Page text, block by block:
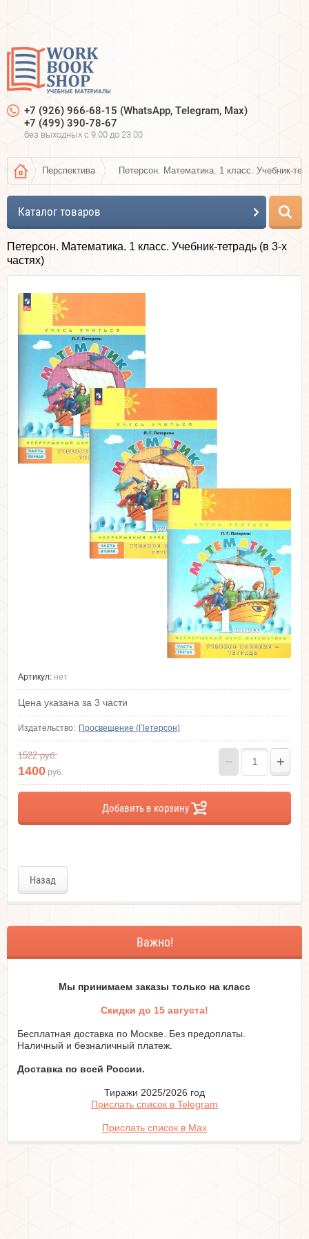
+7 (926) 966-68-15 (WhatsApp, Telegram, Max)
+7 (499) 390-78-67
без выходных c 9.00 до 23.00
Перспектива Петерсон. Математика. 1 класс. Учебник-
Каталог товаров
Петерсон. Математика. 1 класс. Учебник-тетрадь (в 3-х
частях)
Артикул: нет
Цена указана за 3 части
Издательство: Просвещение (Петерсон)
1522руб.
1400 руб.
− +
Добавить в корзину
Назад
Важно!
Мы принимаем заказы только на класc
Скидки до 15 августа!
Бесплатная доставка по Москве. Без предоплаты.
Наличный и безналичный платеж.
Доставка по всей России.
Тиражи 2025/2026 год
Прислать список в Telegram
Прислать список в Max